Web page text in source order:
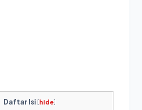
Daftar Isi [hide]